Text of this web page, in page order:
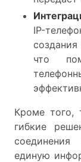
IP-
что
Кроме того,
гибкие
единую